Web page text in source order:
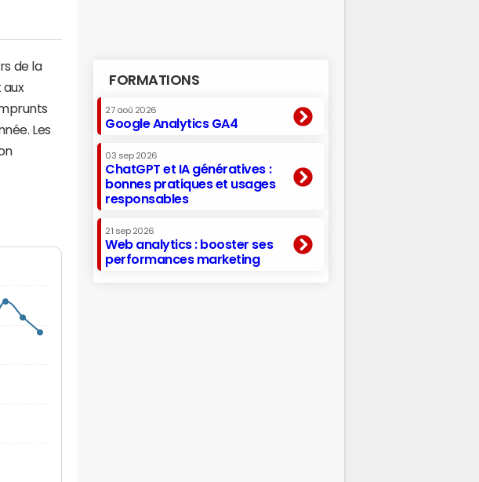
de la
aux
Les
FORMATIONS
27 aoû 2026
Google Analytics GA4
03 sep 2026
ChatGPT et IA génératives :
bonnes pratiques et usages
responsables
21 sep 2026
Web analytics : booster ses
performances marketing